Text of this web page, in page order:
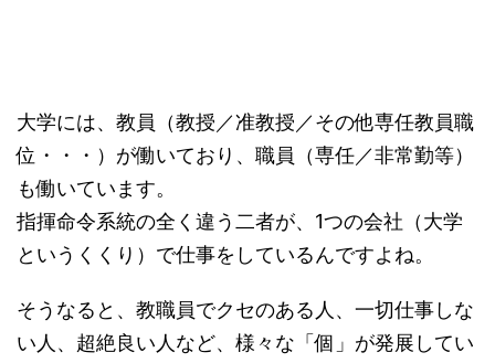
大学には、教員（教授／准教授／その他専任教員職
位・・・）が働いており、職員（専任／非常勤等）
も働いています。
指揮命令系統の全く違う二者が、1つの会社（大学
というくくり）で仕事をしているんですよね。
そうなると、教職員でクセのある人、一切仕事しな
い人、超絶良い人など、様々な「個」が発展してい